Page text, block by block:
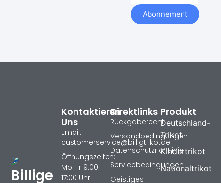
Abonnement
Billige
Produkt
Deutschland-
Trikot
Kindertrikot
Nationaltrikot
Direktlinks
Rückgaberecht
Versandbedingungen
Datenschutzrichtlinie
Servicebedingungen
Geistiges
Kontaktieren
Uns
Email:
customerservice@billigtrikotde
Öffnungszeiten:
Mo-Fr 9:00 -
17:00 Uhr